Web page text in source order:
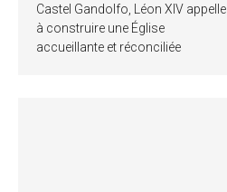
Castel Gandolfo, Léon XIV appelle
à construire une Église
accueillante et réconciliée